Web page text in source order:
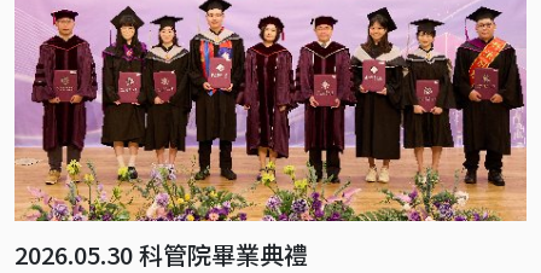
2026.05.30 科管院畢業典禮